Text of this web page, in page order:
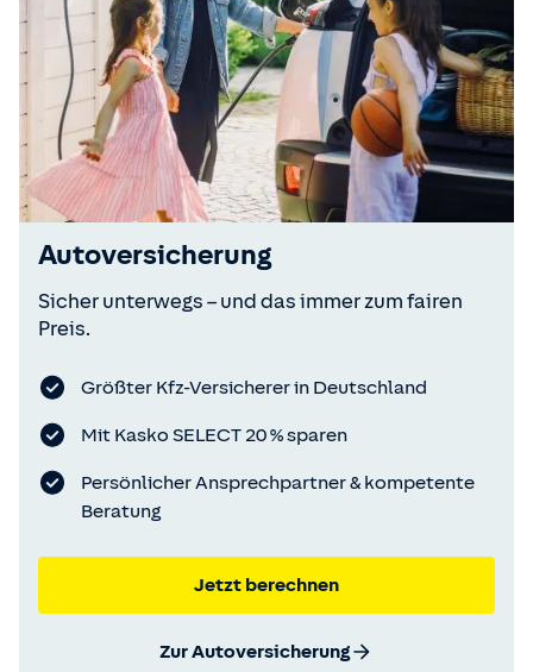
Autoversicherung
Sicher unterwegs – und das immer zum fairen
Preis.
Größter Kfz-Versicherer in Deutschland
Mit Kasko SELECT 20 % sparen
Persönlicher Ansprechpartner & kompetente
Beratung
Jetzt berechnen
Zur Autoversicherung